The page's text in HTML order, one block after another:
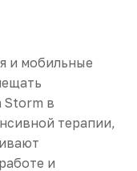
и мобильные
Storm в
терапии,
и